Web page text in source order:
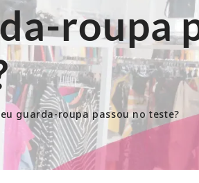
roupa
guarda-roupa passou no teste?